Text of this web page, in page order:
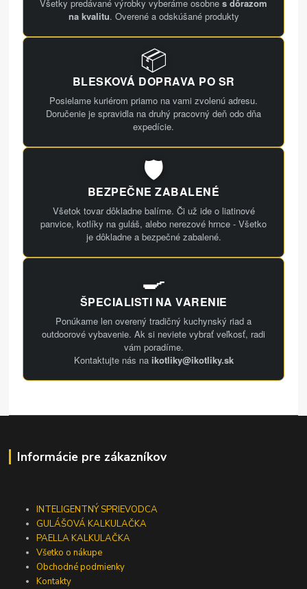
Všetky predávané výrobky vyberáme osobne s dôrazom
na kvalitu. Overené a odskúšané produkty
📦
BLESKOVÁ DOPRAVA PO SR
Posielame kuriérom priamo na vami zvolenú adresu.
Doručenie je spravidla na druhý pracovný deň odo dňa
expedície.
🛡️
BEZPEČNE ZABALENÉ
Všetok tovar dôkladne balíme. Či už ide o liatinové
panvice, kotlíky na guláš, alebo nerezové hrnce - Všetko
je dôkladne a bezpečné zabalené.
🍳
ŠPECIALISTI NA VARENIE
Ponúkame len overený tradičný kuchynský riad a
outdoorové vybavenie. Ak si neviete vybrať veľkosť, radi
vám poradíme.
Kontaktujte nás na ikotliky@ikotliky.sk
Informácie pre zákazníkov
INTELIGENTNÝ SPRIEVODCA
GULÁŠOVÁ KALKULAČKA
PAELLA KALKULAČKA
Všetko o nákupe
Obchodné podmienky
Kontakty